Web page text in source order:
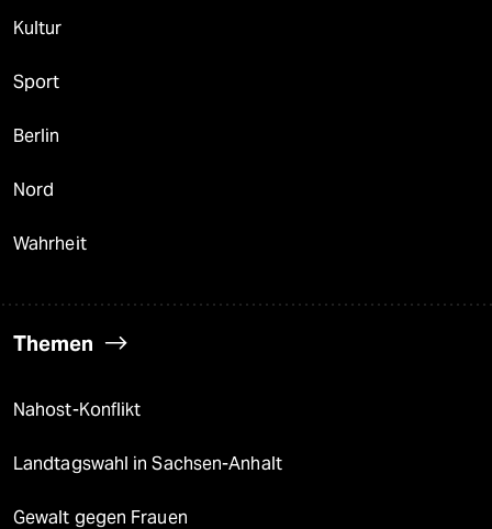
Kultur
Sport
Berlin
Nord
Wahrheit
Themen
Nahost-Konflikt
Landtagswahl in Sachsen-Anhalt
Gewalt gegen Frauen